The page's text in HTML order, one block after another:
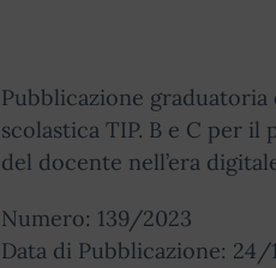
Pubblicazione
scolastica TIP. B e C per il
del docente nell’era
Numero: 139/2023
Data di Pubblicazione: 24/